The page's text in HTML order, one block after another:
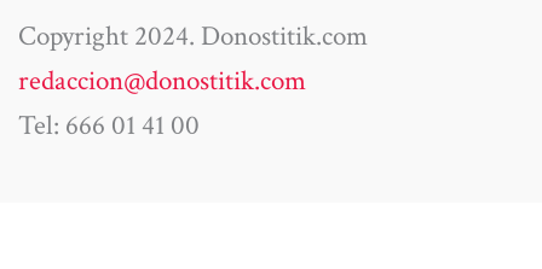
Copyright 2024. Donostitik.com
redaccion@donostitik.com
Tel: 666 01 41 00